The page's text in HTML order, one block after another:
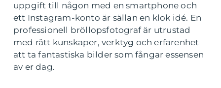
uppgift till någon med en smartphone och
ett Instagram-konto är sällan en klok idé. En
professionell bröllopsfotograf är utrustad
med rätt kunskaper, verktyg och erfarenhet
att ta fantastiska bilder som fångar essensen
av er dag.